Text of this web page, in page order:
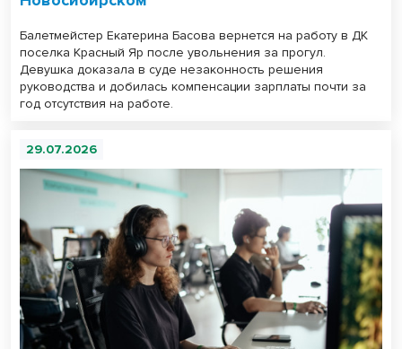
Балетмейстер Екатерина Басова вернется на работу в ДК
поселка Красный Яр после увольнения за прогул.
Девушка доказала в суде незаконность решения
руководства и добилась компенсации зарплаты почти за
год отсутствия на работе.
29.07.2026